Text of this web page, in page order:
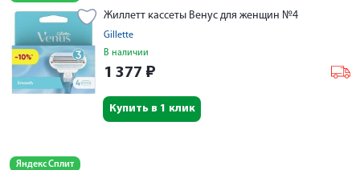
Жиллетт кассеты Венус для женщин №4
Gillette
В наличии
1 377 ₽
Купить в 1 клик
Яндекс Сплит